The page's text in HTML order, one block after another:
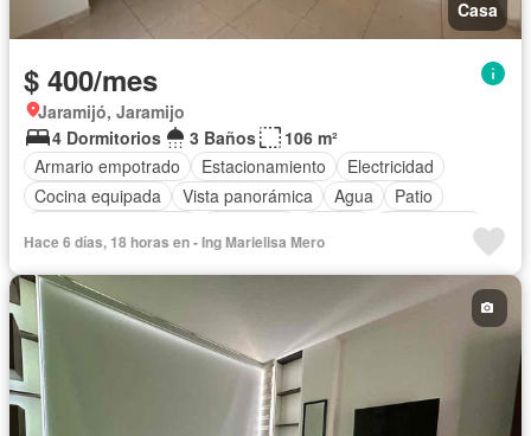
Casa
$ 400/mes
Jaramijó, Jaramijo
4 Dormitorios
3 Baños
106 m²
Armario empotrado
Estacionamiento
Electricidad
Cocina equipada
Vista panorámica Agua
Patio
Hace 6 días, 18 horas en - Ing Marielisa Mero